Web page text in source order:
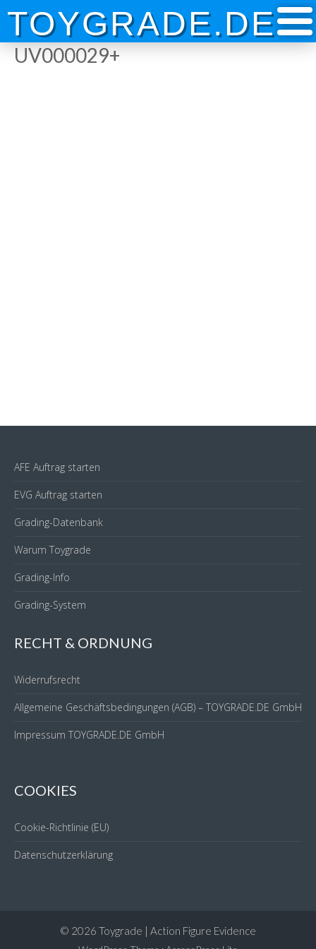
Skip
content
TOYGRADE.DE
UV000029+
AFE Auftrag starten
EVG Auftrag starten
Grading-Datenbank
Warum Toygrade
Grading-Info
Grading-System
RECHT & ORDNUNG
Widerrufsrecht
Allgemeine Geschäftsbedingungen (AGB) – TOYGRADE.DE GmbH
Impressum TOYGRADE.DE GmbH
COOKIES
Cookie-Richtlinie (EU)
Datenschutzerklärung
© 2026 Toygrade | Action Figure Evidence